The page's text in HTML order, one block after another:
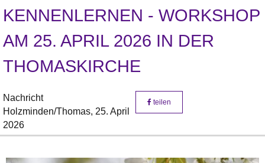
KENNENLERNEN - WORKSHOP
AM 25. APRIL 2026 IN DER
THOMASKIRCHE
Nachricht
Holzminden/Thomas, 25. April
2026
teilen